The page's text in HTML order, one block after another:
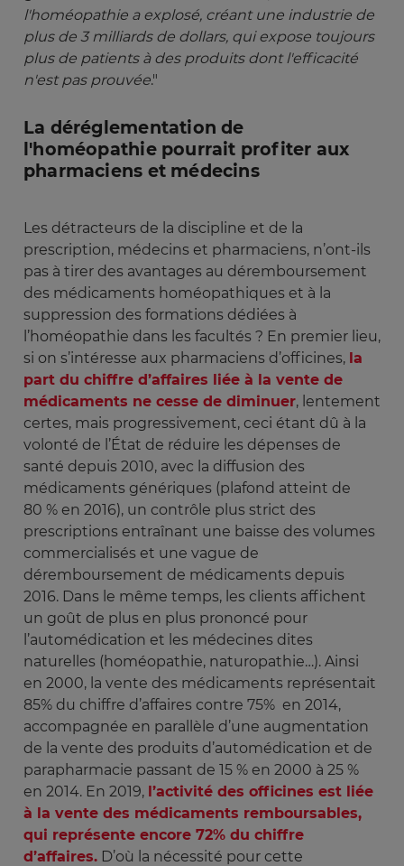
l'homéopathie a explosé, créant une industrie de
plus de 3 milliards de dollars, qui expose toujours
plus de patients à des produits dont l'efficacité
n'est pas prouvée."
La déréglementation de
l'homéopathie pourrait profiter aux
pharmaciens et médecins
Les détracteurs de la discipline et de la
prescription, médecins et pharmaciens, n’ont-ils
pas à tirer des avantages au déremboursement
des médicaments homéopathiques et à la
suppression des formations dédiées à
l’homéopathie dans les facultés ? En premier lieu,
si on s’intéresse aux pharmaciens d’officines, la
part du chiffre d’affaires liée à la vente de
médicaments ne cesse de diminuer, lentement
certes, mais progressivement, ceci étant dû à la
volonté de l’État de réduire les dépenses de
santé depuis 2010, avec la diffusion des
médicaments génériques (plafond atteint de
80 % en 2016), un contrôle plus strict des
prescriptions entraînant une baisse des volumes
commercialisés et une vague de
déremboursement de médicaments depuis
2016. Dans le même temps, les clients affichent
un goût de plus en plus prononcé pour
l’automédication et les médecines dites
naturelles (homéopathie, naturopathie…). Ainsi
en 2000, la vente des médicaments représentait
85% du chiffre d’affaires contre 75% en 2014,
accompagnée en parallèle d’une augmentation
de la vente des produits d’automédication et de
parapharmacie passant de 15 % en 2000 à 25 %
en 2014. En 2019, l’activité des officines est liée
à la vente des médicaments remboursables,
qui représente encore 72% du chiffre
d’affaires. D’où la nécessité pour cette